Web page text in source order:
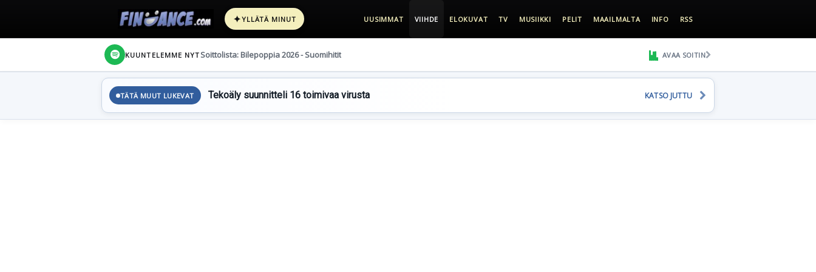
✦YLLÄTÄ MINUT UUSIMMAT VIIHDE ELOKUVAT TV MUSIIKKI PELIT MAAILMALTA INFO RSS
KUUNTELEMME NYT Soittolista: Bilepoppia 2026 - Suomihitit AVAA SOITIN
TÄTÄ MUUT LUKEVAT Tekoäly suunnitteli 16 toimivaa virusta KATSO JUTTU